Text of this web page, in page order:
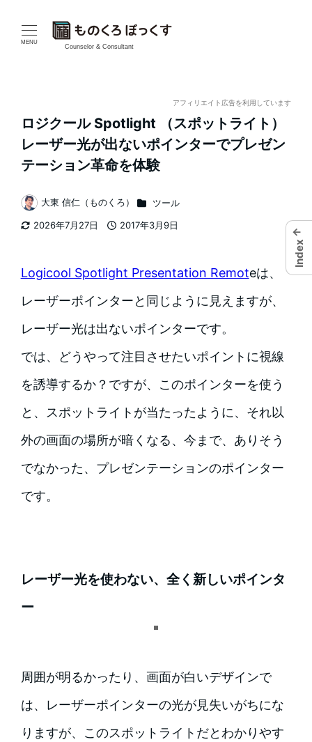
MENU
Counselor & Consultant
アフィリエイト広告を利用しています
ロジクール Spotlight （スポットライト）
レーザー光が出ないポインターでプレゼン
テーション革命を体験
2026年7月27日
2017年3月9日
著
者
大東 信仁（ものくろ） カテゴリー
ツール
Logicool Spotlight Presentation Remoteは、
レーザーポインターと同じように見えますが、
レーザー光は出ないポインターです。
では、どうやって注目させたいポイントに視線
を誘導するか？ですが、このポインターを使う
と、スポットライトが当たったように、それ以
外の画面の場所が暗くなる、今まで、ありそう
でなかった、プレゼンテーションのポインター
です。
レーザー光を使わない、全く新しいポインタ
ー
周囲が明るかったり、画面が白いデザインで
は、レーザーポインターの光が見失いがちにな
りますが、このスポットライトだとわかりやす
←
Index